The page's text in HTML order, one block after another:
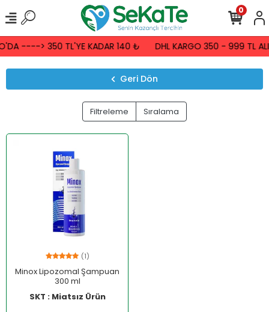
----> 350 TL'YE KADAR 140 ₺ DHL KARGO 350 - 999 TL
0
Geri Dön
Filtreleme Sıralama
(1)
Minox Lipozomal Şampuan
300 ml
SKT : Miatsız Ürün